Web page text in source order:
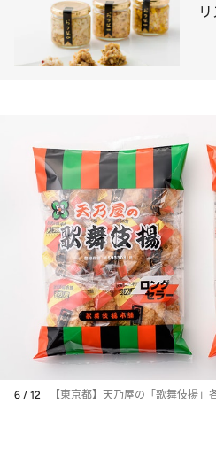
6 / 12 【東京都】天乃屋の「歌舞伎揚」